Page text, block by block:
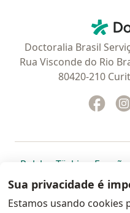
Doctoralia Brasil
Rua Visconde do Rio
80420-210
Polska abre num novo
Türkiye abre
España
Portugal abre num
, México ,
Sua privacidade é
Estamos usando cookies